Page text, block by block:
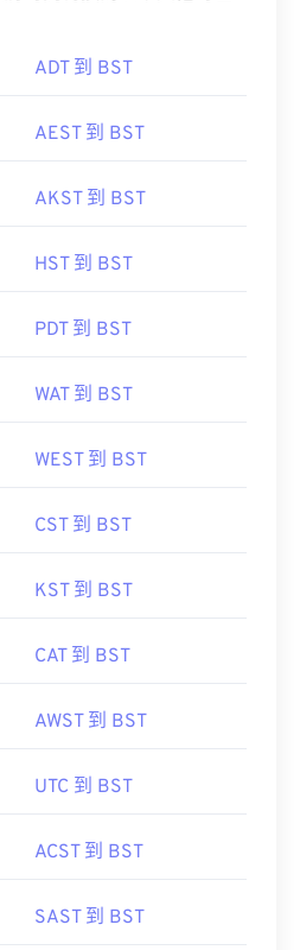
ADT 到 BST
AEST 到 BST
AKST 到 BST
HST 到 BST
PDT 到 BST
WAT 到 BST
WEST 到 BST
CST 到 BST
KST 到 BST
CAT 到 BST
AWST 到 BST
UTC 到 BST
ACST 到 BST
SAST 到 BST